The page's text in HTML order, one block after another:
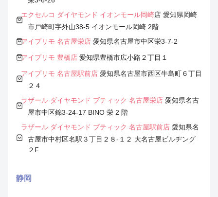
エクセルコ ダイヤモンド イオンモール岡崎店 愛知県岡崎
市戸崎町字外山38-5 イオンモール岡崎 2階
アイプリモ 名古屋栄店 愛知県名古屋市中区栄3-7-2
アイプリモ 豊橋店 愛知県豊橋市広小路２丁目１
アイプリモ 名古屋駅前店 愛知県名古屋市西区牛島町６丁目
２４
ラザール ダイヤモンド ブティック 名古屋栄店 愛知県名古
屋市中区錦3-24-17 BINO 栄 2 階
ラザール ダイヤモンド ブティック 名古屋駅前店 愛知県名
古屋市中村区名駅３丁目２８-１２ 大名古屋ビルヂング
２F
静岡